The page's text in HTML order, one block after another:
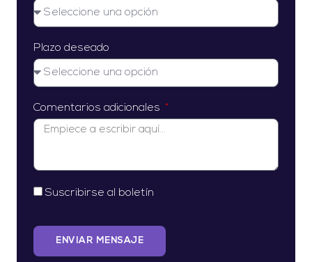
Plazo deseado
Comentarios adicionales
Suscribirse al boletín
ENVIAR MENSAJE